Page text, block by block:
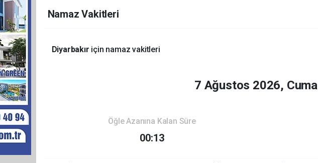
Namaz Vakitleri
Diyarbakır için namaz vakitleri
7 Ağustos 2026, Cuma
Öğle Azanına Kalan Süre
00:13